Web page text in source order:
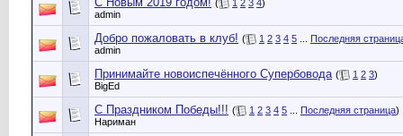
( 1 2 3 4)
admin
Добро пожаловать в клуб! ( 1 2 3 4 5
Последняя
admin
Принимайте новоиспечённого Супербовода ( 1 2 3)
BigEd
С Праздником Победы!!! ( 1 2 3 4 5 Последняя страница)
Нариман